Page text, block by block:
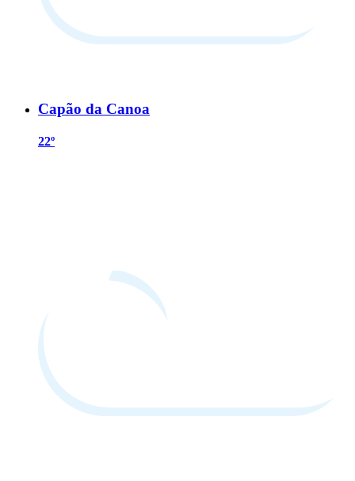
Capão da Canoa
22º